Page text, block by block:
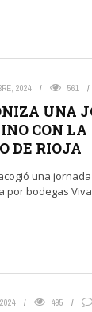
2024 561
UNA
CON LA
DE RIOJA
una
por bodegas
495